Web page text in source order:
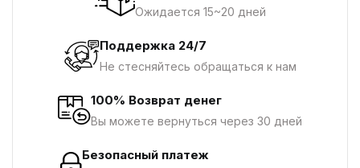
Ожидается 15~20 дней
Поддержка 24/7
Не стесняйтесь обращаться к нам
100% Возврат денег
Вы можете вернуться через 30 дней
Безопасный платеж